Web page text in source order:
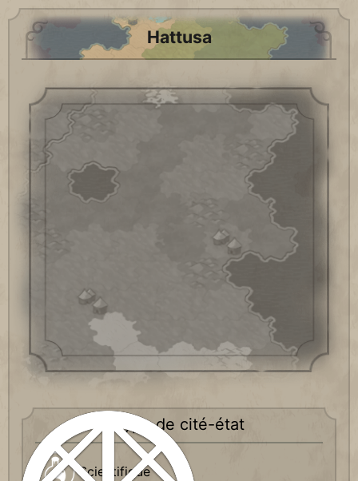
Hattusa
Type de cité-état
Scientifique